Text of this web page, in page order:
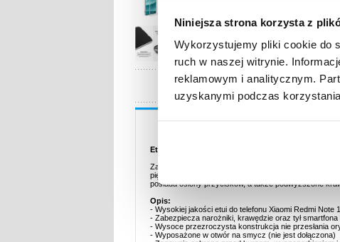
Niniejsza strona korzysta z
Wykorzystujemy pliki cookie do
ruch w naszej witrynie.
reklamowym i analitycznym.
uzyskanymi podczas
Etui z TPU Imak UX-5 Przeznaczone do Xiaomi
Za pomocą etui Imak UX-5 do telefonu Xiaomi Redmi
piękna! To akcesorium wykonano z elastycznego i
posiada osłony przycisków, a także podwyższone
Opis:
- Wysokiej jakości etui do telefonu Xiaomi Redmi Note
- Zabezpiecza narożniki, krawędzie oraz tył
- Wysoce przezroczysta konstrukcja nie przesłania
- Wyposażone w otwór na smycz (nie jest dołączona)